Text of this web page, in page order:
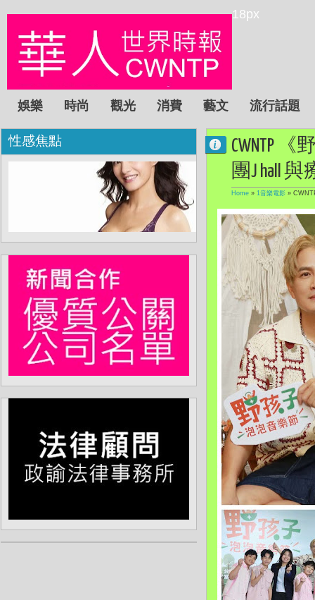
18px
娛樂 時尚 觀光 消費 藝文 流行話題
CWNTP
團J hall
Home » 1音樂電影 »
性感焦點